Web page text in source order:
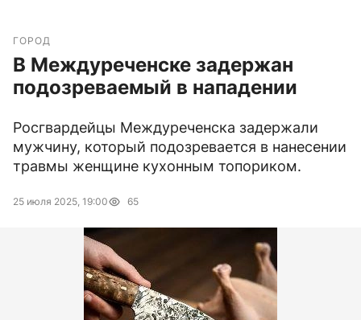
ГОРОД
В Междуреченске задержан
подозреваемый в нападении
Росгвардейцы Междуреченска задержали
мужчину, который подозревается в нанесении
травмы женщине кухонным топориком.
25 июля 2025, 19:00 65